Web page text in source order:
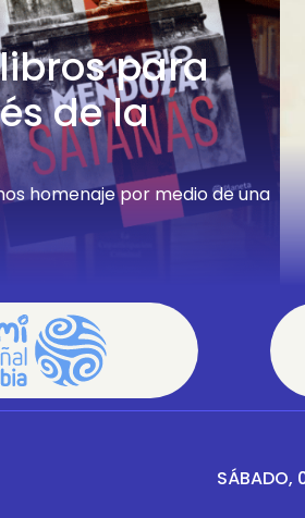
para
de la
homenaje por medio de una
SÁBADO,